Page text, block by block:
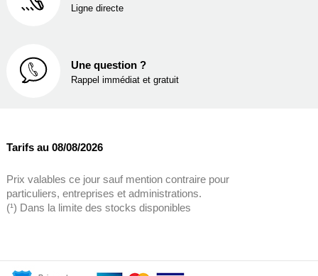
Ligne directe
Une question ?
Rappel immédiat et gratuit
Tarifs au 08/08/2026
Prix valables ce jour sauf mention contraire pour
particuliers, entreprises et administrations.
(¹) Dans la limite des stocks disponibles